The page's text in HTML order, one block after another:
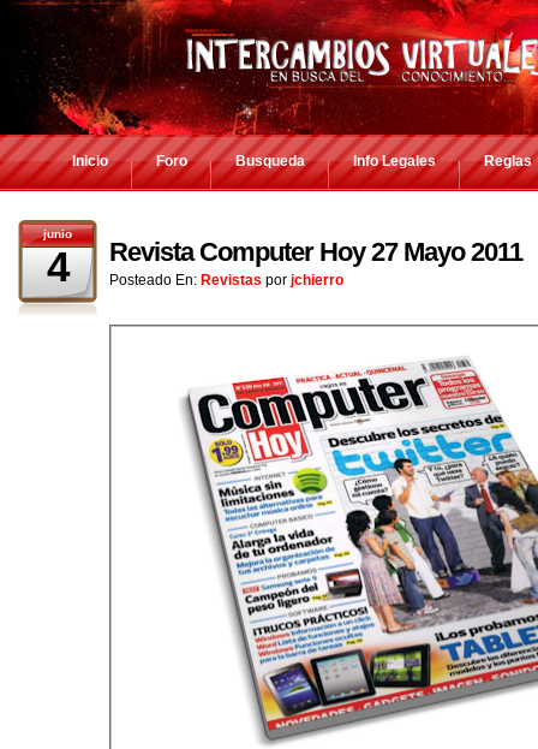
Inicio Foro Busqueda Info Legales Reglas
junio
4 Revista Computer Hoy 27 Mayo 2011
Posteado En: Revistas por jchierro